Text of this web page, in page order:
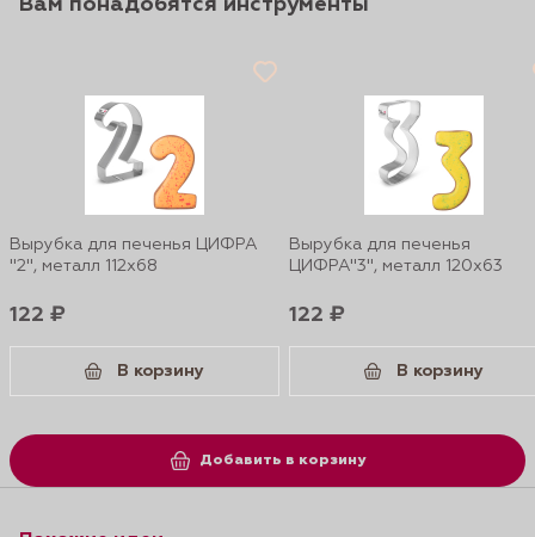
Вам понадобятся инструменты
Вырубка для печенья ЦИФРА
"2", металл 112х68
122 ₽
В корзину
Вырубка для печенья
ЦИФРА"3", металл 120х63
122 ₽
В корзину
Добавить в корзину